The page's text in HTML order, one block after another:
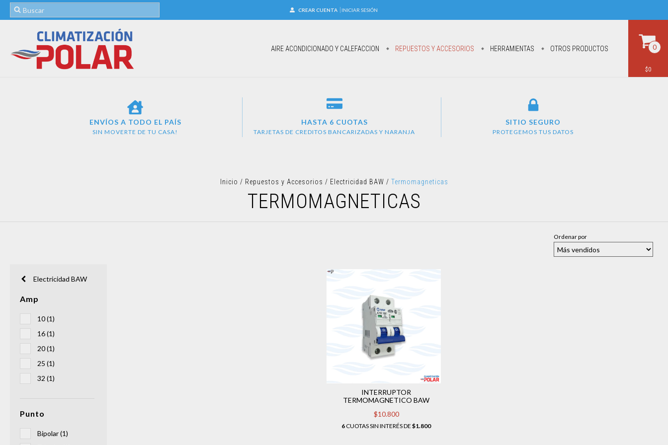
CREAR CUENTA INICIAR SESIÓN
AIRE ACONDICIONADO Y CALEFACCION REPUESTOS Y ACCESORIOS HERRAMIENTAS OTROS PRODUCTOS 0
$0
ENVÍOS A TODO EL PAÍS
SIN MOVERTE DE TU CASA!
HASTA 6 CUOTAS
TARJETAS DE CREDITOS BANCARIZADAS Y NARANJA
SITIO SEGURO
PROTEGEMOS TUS DATOS
Inicio / Repuestos y Accesorios / Electricidad BAW / Termomagneticas
TERMOMAGNETICAS
Ordenar por
Electricidad BAW
Amp
10 (1)
16 (1)
20 (1)
25 (1)
32 (1)
Punto
Bipolar (1)
INTERRUPTOR
TERMOMAGNETICO BAW
$10.800
6CUOTAS SIN INTERÉS DE$1.800